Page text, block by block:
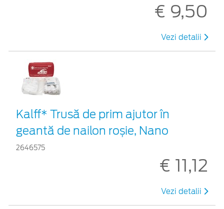
€ 9,50
Vezi detalii
Kalff* Trusă de prim ajutor în
geantă de nailon roșie, Nano
2646575
€ 11,12
Vezi detalii